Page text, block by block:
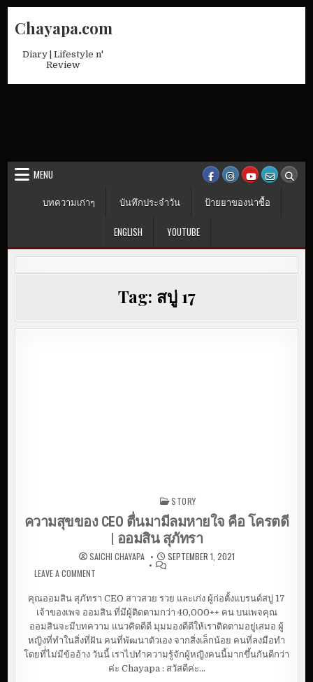
Chayapa.com
Diary | Lifestyle n'
Review
MENU
บทความเก่าๆ
บันทึกประจำวัน ป้ายยาของน่าซื้อ
ENGLISH YOUTUBE
Tag: สบู่ 17
STORY
ความสุขของ CEO ตื่นมามีลมหายใจ คือ โครตดี
| ออมสิน สุภัทรา
SAICHI CHAYAPA
SEPTEMBER 1, 2021
LEAVE A COMMENT ON ความสุขของ CEO ตื่นมามีลมหายใจ คือ โครตดี |
คุณออมสิน สุภัทรา CEO สาวสวย รวย และเก่ง ผู้ก่อตั้งแบรนด์สบู่ 17
เจ้าของเพจ ออมสิน ที่มีผู้ติดตามกว่า 40,000++ คน บนเพจคุณ
ออมสินจะมีบทความ แนวคิดดีดี มุมมองดีดีให้เราติดตามอยู่เสมอ ผู้
หญิงที่ทำในสิ่งที่ฝัน คนที่พัฒนาตัวเอง จากสิ่งเล็กน้อย คนที่ลงมือทำ
โดยที่่ไม่มีข้ออ้าง วันนี้ เราไปทำความรู้จักผู้หญิงคนนี้มากขึ้นกันดีกว่า
ค่ะ Chayapa : สวัสดีค่ะ…